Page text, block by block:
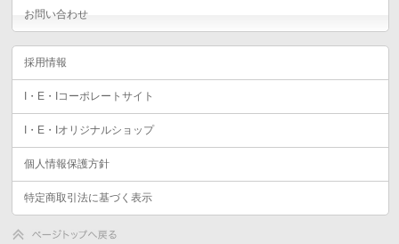
お問い合わせ
採用情報
I・E・Iコーポレートサイト
I・E・Iオリジナルショップ
個人情報保護方針
特定商取引法に基づく表示